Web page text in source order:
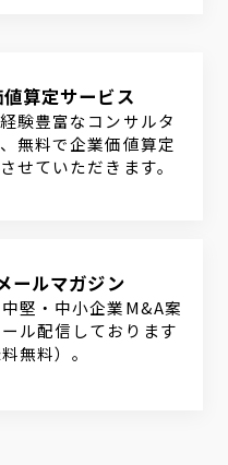
算定サービス
験豊富なコンサルタ
無料で企業価値算定
せていただきます。
ールマガジン
堅・中小企業M&A案
ル配信しております
料無料）。